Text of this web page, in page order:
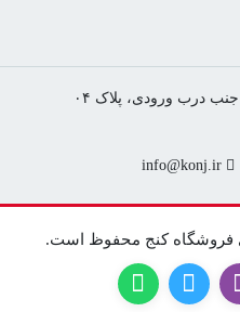
میرداماد، مجتمع کامپیوتر پایتخت، جنب درب ورودی، پلاک ۰۴
info@konj.ir
فروشگاه کنج محفوظ است.